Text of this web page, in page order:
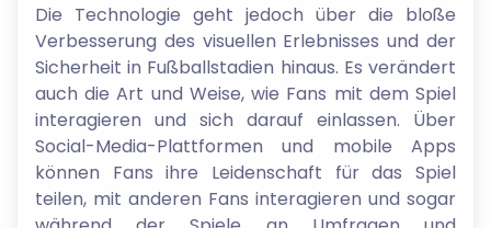
Die Technologie geht jedoch über die bloße
Verbesserung des visuellen Erlebnisses und der
Sicherheit in Fußballstadien hinaus. Es verändert
auch die Art und Weise, wie Fans mit dem Spiel
interagieren und sich darauf einlassen. Über
Social-Media-Plattformen und mobile Apps
können Fans ihre Leidenschaft für das Spiel
teilen, mit anderen Fans interagieren und sogar